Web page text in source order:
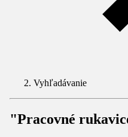
Vyhľadávanie
"Pracovné